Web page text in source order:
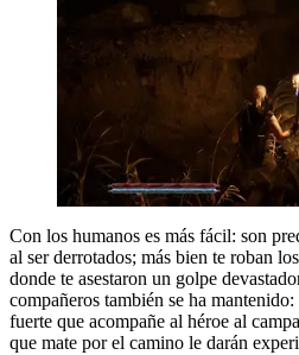
Con los humanos es más fácil: son
al ser derrotados; más bien te roban
donde te asestaron un golpe
compañeros también se ha
fuerte que acompañe al héroe al
que mate por el camino le darán